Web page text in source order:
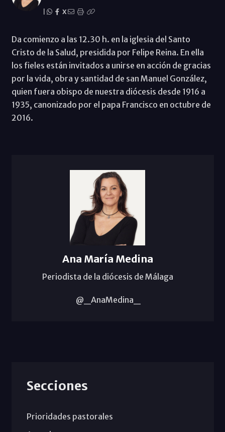
X
Da comienzo a las 12.30 h. en la iglesia del Santo
Cristo de la Salud, presidida por Felipe Reina. En ella
los fieles están invitados a unirse en acción de gracias
por la vida, obra y santidad de san Manuel González,
quien fuera obispo de nuestra diócesis desde 1916 a
1935, canonizado por el papa Francisco en octubre de
2016.
Ana María Medina
Periodista de la diócesis de Málaga
@_AnaMedina_
Secciones
Prioridades pastorales